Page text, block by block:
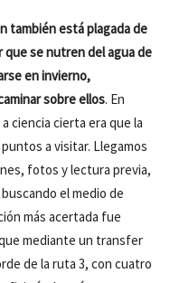
también está plagada de
que se nutren del agua de
en invierno,
sobre ellos. En
ciencia cierta era que la
a visitar. Llegamos
fotos y lectura previa,
el medio de
más acertada fue
mediante un transfer
de la ruta 3, con cuatro